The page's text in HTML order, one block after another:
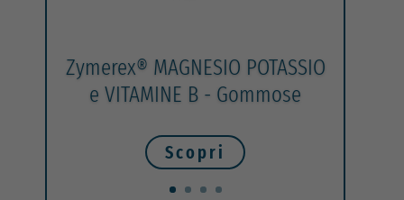
Zymerex® MAGNESIO POTASSIO
e VITAMINE B - Gommose
Scopri